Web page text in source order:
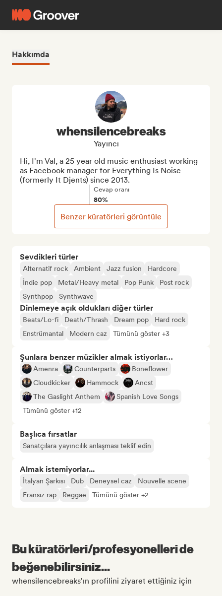
Hakkımda
Sevdikleri türler
Alternatif rock Ambient Jazz fusion
Hardcore
İndie pop
Metal/Heavy metal Pop Punk
Post rock
Synthpop
Synthwave
Dinlemeye açık oldukları diğer türler
Beats/Lo-fi Death/Thrash Dream pop
Hard rock
Enstrümantal
Modern caz Tümünü göster +3
Şunlara benzer müzikler almak istiyorlar…
Amenra Counterparts
Boneflower
Cloudkicker
Hammock
Ancst
The Gaslight Anthem
Spanish Love Songs
Tümünü göster +12
Başlıca fırsatlar
Sanatçılara yayıncılık anlaşması teklif edin
Almak istemiyorlar...
İtalyan Şarkısı Dub Deneysel caz
Nouvelle scene
Fransız rap
Reggae Tümünü göster +2
whensilencebreaks
Yayıncı
Hi, I'm Val, a 25 year old music enthusiast working
as Facebook manager for Everything Is Noise
(formerly It Djents) since 2013.
Cevap oranı
80%
Benzer küratörleri görüntüle
Bu küratörleri/profesyonelleri de
beğenebilirsiniz...
whensilencebreaks'ın profilini ziyaret ettiğiniz için